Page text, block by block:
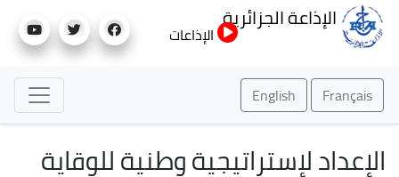
إلى
الإذاعة الجزائرية
الإذاعات
Français
English
الإعداد لإستراتيجية وطنية للوقاية